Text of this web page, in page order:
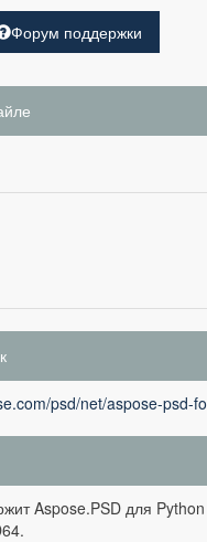
Форум поддержки
psd/net/aspose-psd-
Aspose.PSD для